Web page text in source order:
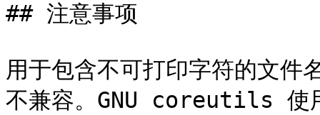
## 注意事项
用于包含不可打印字符的文
不兼容。GNU coreutils 使